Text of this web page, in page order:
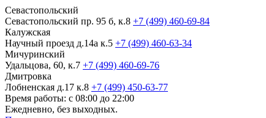
Севастопольский
Севастопольский пр. 95 б, к.8 +7 (499) 460-69-84
Калужская
Научный проезд д.14а к.5 +7 (499) 460-63-34
Мичуринский
Удальцова, 60, к.7 +7 (499) 460-69-76
Дмитровка
Лобненская д.17 к.8 +7 (499) 450-63-77
Время работы: с 08:00 до 22:00
Ежедневно, без выходных.